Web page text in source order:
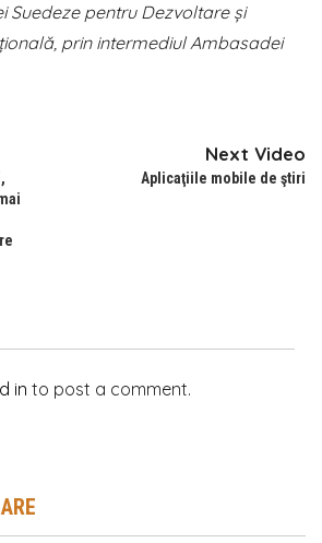
Suedeze pentru Dezvoltare și
prin intermediul Ambasadei
Next Video
Aplicaţiile mobile de ştiri
in to post a comment.